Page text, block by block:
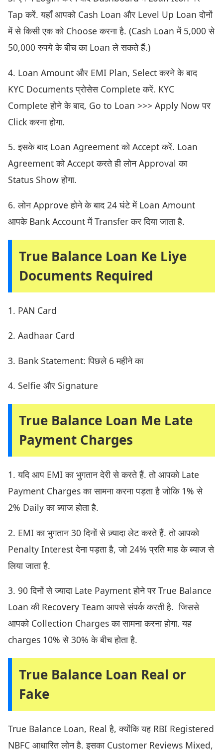
Tap करें. यहाँ आपको Cash Loan और Level Up Loan दोनों
में से किसी एक को Choose करना है. (Cash Loan में 5,000 से
50,000 रुपये के बीच का Loan ले सकते हैं.)
4. Loan Amount और EMI Plan, Select करने के बाद
KYC Documents प्रोसेस Complete करें. KYC
Complete होने के बाद, Go to Loan >>> Apply Now पर
Click करना होगा.
5. इसके बाद Loan Agreement को Accept करें. Loan
Agreement को Accept करते ही लोन Approval का
Status Show होगा.
6. लोन Approve होने के बाद 24 घंटे में Loan Amount
आपके Bank Account में Transfer कर दिया जाता है.
True Balance Loan Ke Liye
Documents Required
1. PAN Card
2. Aadhaar Card
3. Bank Statement: पिछले 6 महीने का
4. Selfie और Signature
True Balance Loan Me Late
Payment Charges
1. यदि आप EMI का भुगतान देरी से करते हैं. तो आपको Late
Payment Charges का सामना करना पड़ता है जोकि 1% से
2% Daily का ब्याज होता है.
2. EMI का भुगतान 30 दिनों से ज़्यादा लेट करते हैं. तो आपको
Penalty Interest देना पड़ता है, जो 24% प्रति माह के ब्याज से
लिया जाता है.
3. 90 दिनों से ज्यादा Late Payment होने पर True Balance
Loan की Recovery Team आपसे संपर्क करती है. जिससे
आपको Collection Charges का सामना करना होगा. यह
charges 10% से 30% के बीच होता है.
True Balance Loan Real or
Fake
True Balance Loan, Real है, क्योंकि यह RBI Registered
NBFC आधारित लोन है. इसका Customer Reviews Mixed,